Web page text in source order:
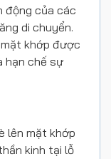
động của các
di chuyển.
khớp được
hạn chế sự
lên mặt khớp
kinh tại lỗ